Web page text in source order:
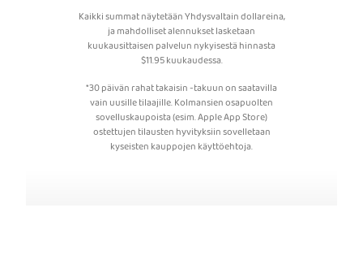
Kaikki summat näytetään Yhdysvaltain dollareina,
ja mahdolliset alennukset lasketaan
kuukausittaisen palvelun nykyisestä hinnasta
$11.95kuukaudessa.
*30 päivän rahat takaisin -takuun on saatavilla
vain uusille tilaajille. Kolmansien osapuolten
sovelluskaupoista (esim. Apple App Store)
ostettujen tilausten hyvityksiin sovelletaan
kyseisten kauppojen käyttöehtoja.